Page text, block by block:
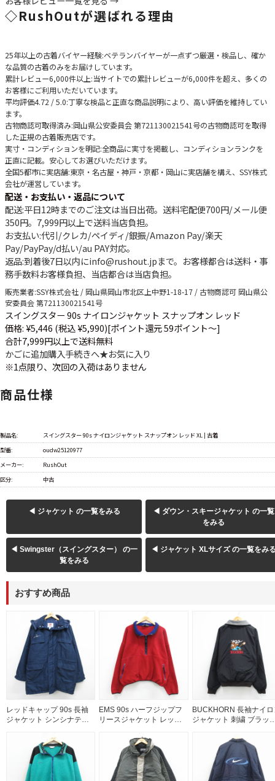
◇RushOutが選ばれる理由
25年以上の古着バイヤー経験:ベテランバイヤーが一点ずつ厳選・検品し、確か
な品質の古着のみをお届けしています。
累計レビュー6,000件以上:当サイトでの累計レビューが6,000件を超え、多くの
お客様にご利用いただいています。
平均評価4.72 / 5.0:丁寧な検品と正直な商品説明により、高い評価を維持してい
ます。
古物商認可取得済み:岡山県公安委員会 第721130021541号の古物商認可を取得
した正規の古着販売店です。
実寸・コンディションを明記:全商品に実寸を掲載し、コンディションランクを
正直に記載。安心してお選びいただけます。
全国5都市に実店舗:東京・名古屋・神戸・京都・岡山に実店舗を構え、SSY株式
会社が運営しています。
配送・お支払い・返品について
配送:平日12時までのご注文は当日出荷。送料宅配便700円/メール便
350円。 7,999円以上で送料当店負担。
お支払い:代引/クレカ/ペイディ/銀振/Amazon Pay/楽天
Pay/PayPay/d払い/au PAY対応。
返品:到着後7日以内にinfo@rushout.jpまで。お客様都合は送料・事
務手数料お客様負担、当店都合は当店負担。
販売業者:SSY株式会社 / 岡山県岡山市北区上中野1-18-17 / 古物商認可 岡山県公
安委員会 第721130021541号
スイングスター 90s ナイロンジャケット スナップオン レッド
価格: ¥5,446 (税込 ¥5,990)[ポイント還元 59ポイント～]
合計7,999円以上で送料無料
かごに追加購入手続きへ★お気に入り
※1点限り、次回の入荷はありません
商品仕様
製品名:
スイングスター 90s ナイロンジャケット スナップオン レッド XL | 古着
型番:
oudw25120977
メーカー:
RushOut
区分:
中古
◀ ジャケット の一覧をみる
◀ ダウン・スキージャケット の一覧
をみる
◀ Swingster（スイングスター） の一
覧をみる
◀ ジャケット XLサイズ の一覧をみ
おすすめ商品
レッドキャップ 90s 長袖
ジャケット シンシナティ
EMS 90s ハーフジップフ
リースジャケット レッド
BUCKHORN 長袖ナイロ
ジャケット 刺繍 ブラッ